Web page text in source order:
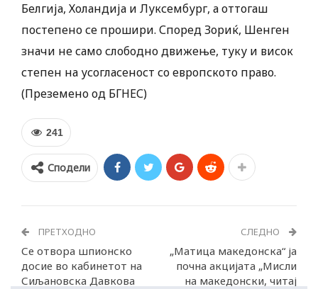
Белгија, Холандија и Луксембург, а оттогаш
постепено се прошири. Според Зориќ, Шенген
значи не само слободно движење, туку и висок
степен на усогласеност со европското право.
(Преземено од БГНЕС)
241
Сподели
ПРЕТХОДНО
Се отвора шпионско
досие во кабинетот на
Сиљановска Давкова
СЛЕДНО
„Матица македонска“ ја
почна акцијата „Мисли
на македонски, читај